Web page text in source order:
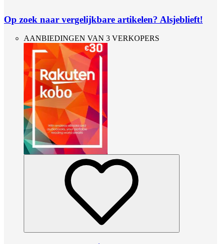
Op zoek naar vergelijkbare artikelen? Alsjeblieft!
AANBIEDINGEN VAN 3 VERKOPERS